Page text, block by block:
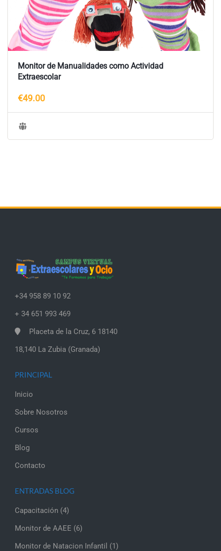
Monitor de Manualidades como Actividad
Extraescolar
€49.00
+34 958 89 10 92
+ 34 651 993 469
Placeta de la Cruz, 6 18140
18,140 La Zubia (Granada)
PRINCIPAL
Inicio
Sobre Nosotros
Cursos
Blog
Contacto
ENTRADAS BLOG
Capacitación (4)
Monitor de AAEE (6)
Monitor de Natacion Infantil (1)